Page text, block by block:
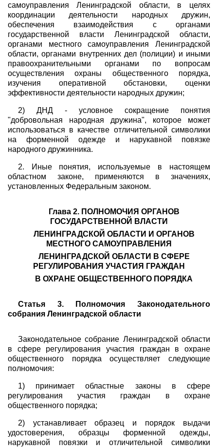
самоуправления Ленинградской области, в целях
координации деятельности народных дружин,
обеспечения взаимодействия с органами
государственной власти Ленинградской области,
органами местного самоуправления Ленинградской
области, органами внутренних дел (полиции) и иными
правоохранительными органами по вопросам
осуществления охраны общественного порядка,
изучения оперативной обстановки, оценки
эффективности деятельности народных дружин;
2) ДНД - условное сокращение понятия
"добровольная народная дружина", которое может
использоваться в качестве отличительной символики
на форменной одежде и нарукавной повязке
народного дружинника.
2. Иные понятия, используемые в настоящем
областном законе, применяются в значениях,
установленных Федеральным законом.
Глава 2. ПОЛНОМОЧИЯ ОРГАНОВ
ГОСУДАРСТВЕННОЙ ВЛАСТИ
ЛЕНИНГРАДСКОЙ ОБЛАСТИ И ОРГАНОВ
МЕСТНОГО САМОУПРАВЛЕНИЯ
ЛЕНИНГРАДСКОЙ ОБЛАСТИ В СФЕРЕ
РЕГУЛИРОВАНИЯ УЧАСТИЯ ГРАЖДАН
В ОХРАНЕ ОБЩЕСТВЕННОГО ПОРЯДКА
Статья 3. Полномочия Законодательного
собрания Ленинградской области
Законодательное собрание Ленинградской области
в сфере регулирования участия граждан в охране
общественного порядка осуществляет следующие
полномочия:
1) принимает областные законы в сфере
регулирования участия граждан в охране
общественного порядка;
2) устанавливает образец и порядок выдачи
удостоверения, образцы форменной одежды,
нарукавной повязки и отличительной символики